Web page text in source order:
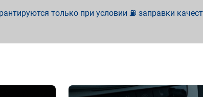
только при условии ⛽ заправки